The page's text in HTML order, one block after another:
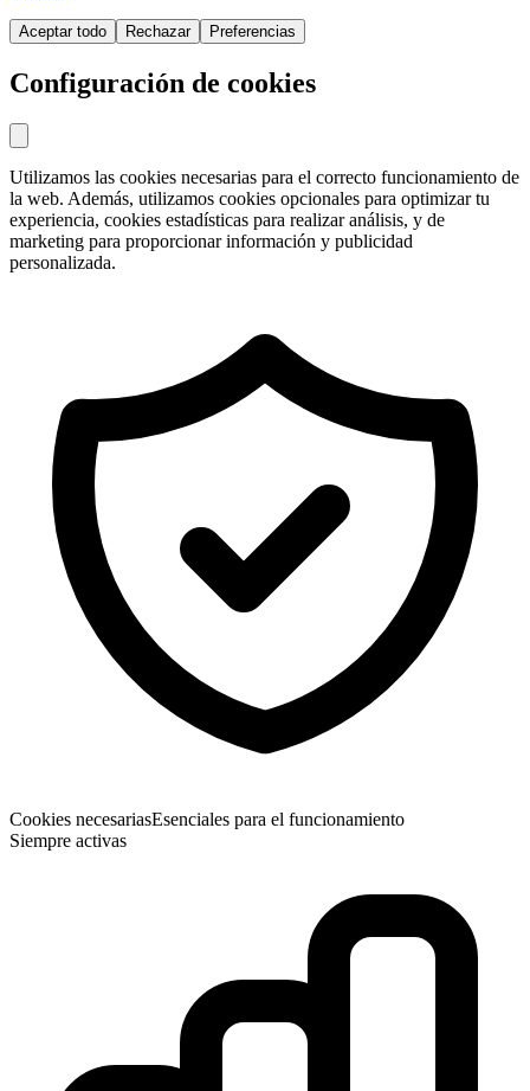
Aceptar todo Rechazar Preferencias
Configuración de cookies
Utilizamos las cookies necesarias para el correcto funcionamiento de
la web. Además, utilizamos cookies opcionales para optimizar tu
experiencia, cookies estadísticas para realizar análisis, y de
marketing para proporcionar información y publicidad
personalizada.
Cookies necesariasEsenciales para el funcionamiento
Siempre activas